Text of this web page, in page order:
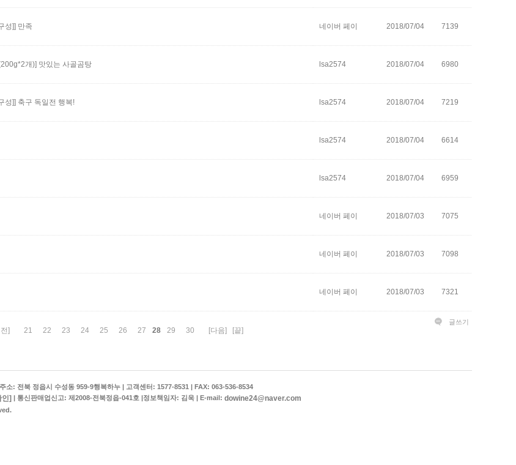
성]] 만족 네이버 페이 2018/07/04 7139
개)] 맛있는 사골곰탕 lsa2574 2018/07/04 6980
성]] 축구 독일전 행복! lsa2574 2018/07/04 7219
lsa2574 2018/07/04 6614
lsa2574 2018/07/04 6959
네이버 페이 2018/07/03 7075
네이버 페이 2018/07/03 7098
네이버 페이 2018/07/03 7321
글쓰기
] 21 22 23 24 25 26 27 28 29 30 [다음] [끝]
소: 전북 정읍시 수성동 959-9행복하누 | 고객센터: 1577-8531 | FAX: 063-536-8534
] | 통신판매업신고: 제2008-전북정읍-041호 |정보책임자: 김욱 | E-mail: dowine24@naver.com